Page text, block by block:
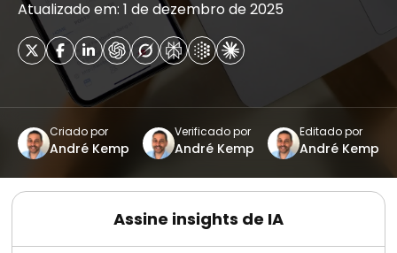
Atualizado em: 1 de dezembro de 2025
Criado por
André Kemp
Verificado por
André Kemp
Editado por
André Kemp
Assine insights de IA